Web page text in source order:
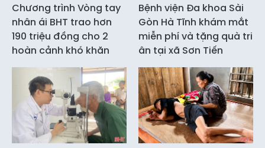
Chương trình Vòng tay
nhân ái BHT trao hơn
190 triệu đồng cho 2
hoàn cảnh khó khăn
Bệnh viện Đa khoa Sài
Gòn Hà Tĩnh khám mắt
miễn phí và tặng quà tri
ân tại xã Sơn Tiến